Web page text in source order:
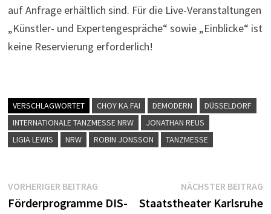
auf Anfrage erhältlich sind. Für die Live-Veranstaltungen
„Künstler- und Expertengespräche“ sowie „Einblicke“ ist
keine Reservierung erforderlich!
VERSCHLAGWORTET CHOY KA FAI DEMODERN
DÜSSELDORF
INTERNATIONALE TANZMESSE NRW
JONATHAN REUS
LIGIA LEWIS
NRW ROBIN JONSSON TANZMESSE
Beitragsnavigation
VORHERIGER BEITRAG
Beitrag:
Förderprogramme DIS-
NÄCHSTER BEITRAG
Staatstheater Karlsruhe